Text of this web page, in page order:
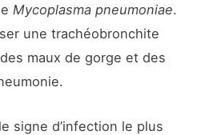
Mycoplasma pneumoniae.
une trachéobronchite
maux de gorge et des
signe d’infection le plus